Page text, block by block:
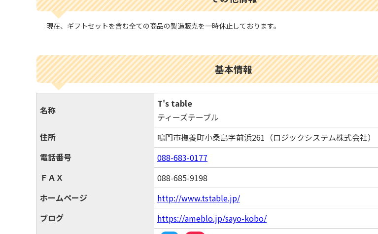
現在、ギフトセットを含む全ての商品の製造販売を一時休止しております。
基本情報
名称
T's table
ティーズテーブル
住所
鳴門市撫養町小桑島字前浜261（ロジックシステム株式会社）
電話番号
088-683-0177
ＦＡＸ
088-685-9198
ホームページ
http://www.tstable.jp/
ブログ
https://ameblo.jp/sayo-kobo/